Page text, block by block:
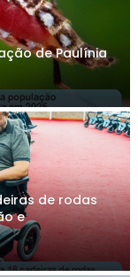
de Paulínia
de rodas
e